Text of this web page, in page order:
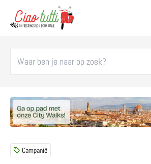
Campanië